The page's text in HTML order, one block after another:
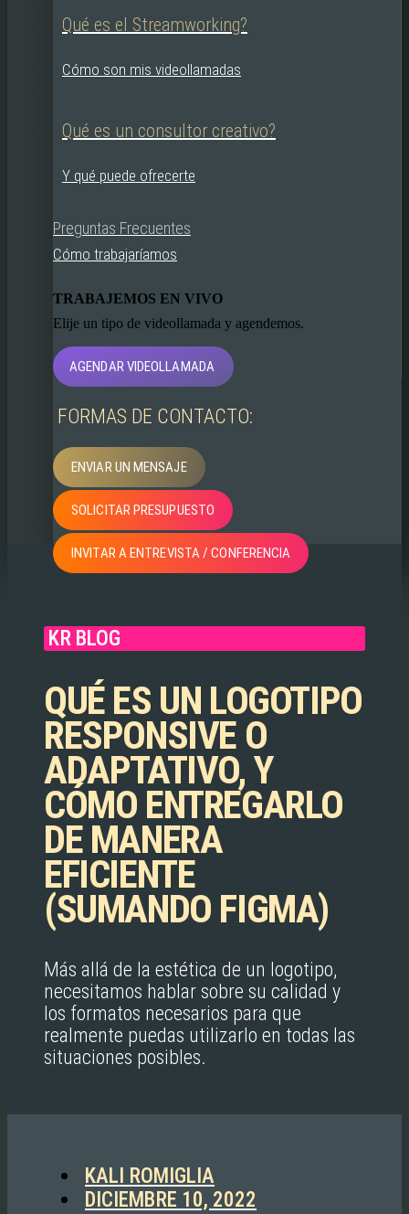
Qué es el Streamworking?
Cómo son mis videollamadas
Qué es un consultor creativo?
Y qué puede ofrecerte
Preguntas Frecuentes
Cómo trabajaríamos
TRABAJEMOS EN VIVO
Elije un tipo de videollamada y agendemos.
AGENDAR VIDEOLLAMADA
FORMAS DE CONTACTO:
ENVIAR UN MENSAJE
SOLICITAR PRESUPUESTO
INVITAR A ENTREVISTA / CONFERENCIA
KR BLOG
QUÉ ES UN LOGOTIPO
RESPONSIVE O
ADAPTATIVO, Y
CÓMO ENTREGARLO
DE MANERA
EFICIENTE
(SUMANDO FIGMA)
Más allá de la estética de un logotipo,
necesitamos hablar sobre su calidad y
los formatos necesarios para que
realmente puedas utilizarlo en todas las
situaciones posibles.
KALI ROMIGLIA
DICIEMBRE 10, 2022